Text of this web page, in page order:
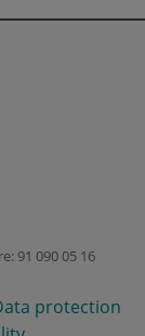
91 090 05 16
protection